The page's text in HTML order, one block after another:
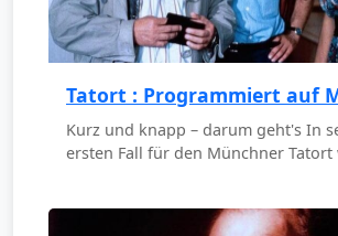
Tatort : Programmiert auf
Kurz und knapp – darum geht's In
ersten Fall für den Münchner